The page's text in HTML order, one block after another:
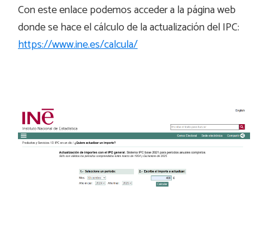
Con este enlace podemos acceder a la página web
donde se hace el cálculo de la actualización del IPC:
https://www.ine.es/calcula/